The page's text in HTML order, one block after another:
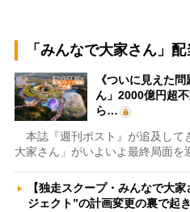
「みんなで大家さん」
《ついに見えた
ん」2000億円超
ら…
本誌『週刊ポスト』が追及して
大家さん」がいよいよ最終局面を
【独走スクープ・みんなで大
ジェクト”の計画変更の裏で起